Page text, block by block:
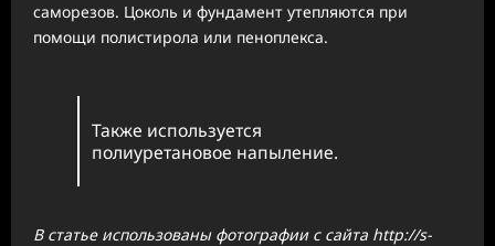
саморезов. Цоколь и фундамент утепляются при
помощи полистирола или пеноплекса.
Также используется
полиуретановое напыление.
В статье использованы фотографии с сайта http://s-